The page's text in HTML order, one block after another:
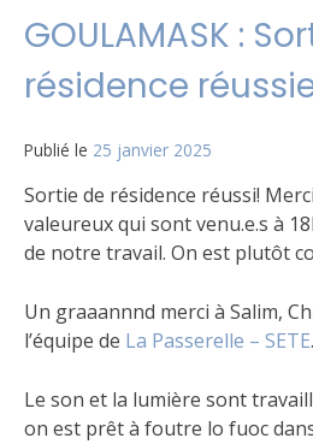
GOULAMASK :
résidence
Publié le 25 janvier 2025
Sortie de résidence réussi!
valeureux qui sont venu.e.s à
de notre travail. On est plutôt
Un graaannnd merci à Salim,
l’équipe de La Passerelle – SETE
Le son et la lumière sont
on est prêt à foutre lo fuoc